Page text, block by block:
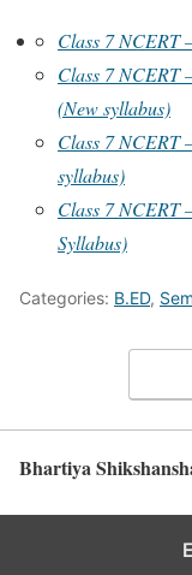
Class 7 NCERT
Class 7 NCERT
(New syllabus)
Class 7 NCERT
syllabus)
Class 7 NCERT
Syllabus)
Categories: B.ED,
Bhartiya